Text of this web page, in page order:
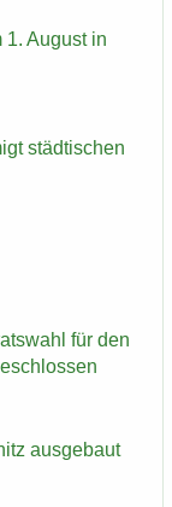
1. Au­gust in
städ­ti­schen
für den
aus­ge­baut